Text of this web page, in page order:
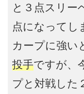
と３点スリー
点になってし
カープに強い
投手ですが、
プと対戦した